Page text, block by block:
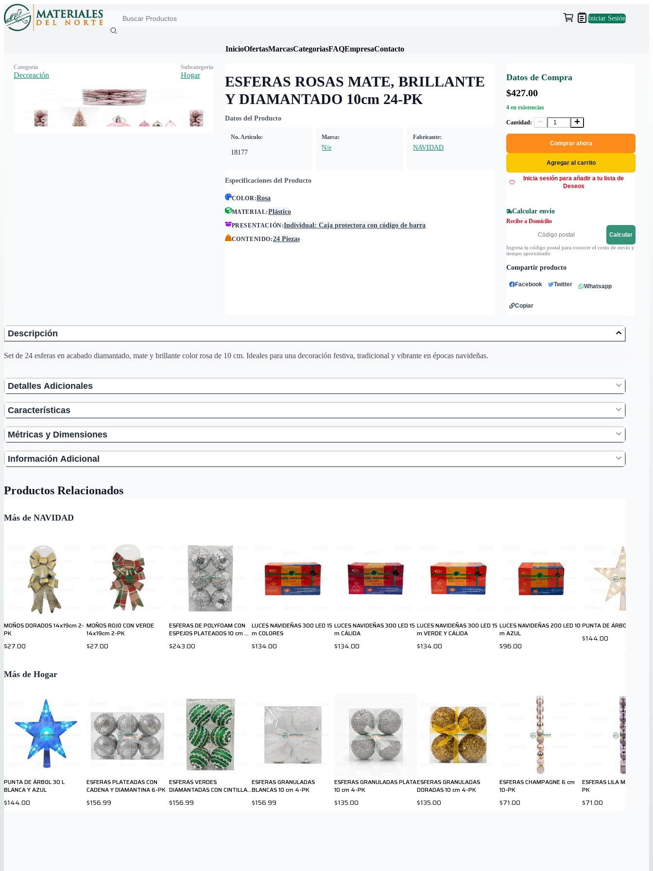
Iniciar Sesión
InicioOfertasMarcasCategoriasFAQEmpresaContacto
ESFERAS ROSAS MATE, BRILLANTE
Y DIAMANTADO 10cm 24-PK
Datos del Producto
No. Artículo:
18177
Marca:
N/e
Fabricante:
NAVIDAD
Especificaciones del Producto
COLOR:Rosa
MATERIAL:Plástico
PRESENTACIÓN:Individual: Caja protectora con código de barra
CONTENIDO:24 Piezas
Datos de Compra
$427.00
4 en existencias
Cantidad:
Comprar ahora
Agregar al carrito
Inicia sesión para añadir a tu lista de
Deseos
Calcular envío
Recibe a Domicilio
Calcular
Ingresa tu código postal para conocer el costo de envío y
tiempo aproximado
Compartir producto
Facebook Twitter Whatsapp
Copiar
Categoría
Decoración
Subcategoría
Hogar
Descripción
Set de 24 esferas en acabado diamantado, mate y brillante color rosa de 10 cm. Ideales para una decoración festiva, tradicional y vibrante en épocas navideñas.
Detalles Adicionales
Características
Métricas y Dimensiones
Información Adicional
Productos Relacionados
Más de NAVIDAD
MOÑOS DORADOS 14x19cm 2-
PK
$27.00
MOÑOS ROJO CON VERDE
14x19cm 2-PK
$27.00
ESFERAS DE POLYFOAM CON
ESPEJOS PLATEADOS 10 cm 6-
$243.00
LUCES NAVIDEÑAS 300 LED 15
m COLORES
$134.00
LUCES NAVIDEÑAS 300 LED 15
m CÁLIDA
$134.00
LUCES NAVIDEÑAS 300 LED 15
m VERDE Y CÁLIDA
$134.00
LUCES NAVIDEÑAS 200 LED 10
m AZUL
$96.00
PUNTA DE ÁRBOL 30 L
$144.00
Más de Hogar
PUNTA DE ÁRBOL 30 L
BLANCA Y AZUL
$144.00
ESFERAS PLATEADAS CON
CADENA Y DIAMANTINA 6-PK
$156.99
ESFERAS VERDES
DIAMANTADAS CON CINTILLA
$156.99
ESFERAS GRANULADAS
BLANCAS 10 cm 4-PK
$156.99
ESFERAS GRANULADAS PLATA
10 cm 4-PK
$135.00
ESFERAS GRANULADAS
DORADAS 10 cm 4-PK
$135.00
ESFERAS CHAMPAGNE 6 cm
10-PK
$71.00
ESFERAS LILA MATE 6 cm
PK
$71.00